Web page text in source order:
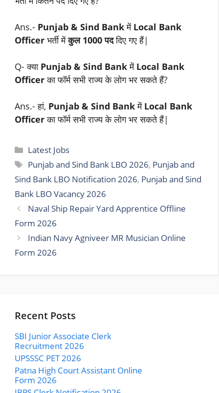
Ans.- Punjab & Sind Bank में Local Bank
Officer भर्ती मेंकुल 1000 पददिए गए हैं|
Q- क्या Punjab & Sind Bank में Local Bank
Officerका फॉर्म सभी राज्य के लोग भर सकते हैं?
Ans.- हां, Punjab & Sind Bank में Local Bank
Officer का फॉर्म सभी राज्य के लोग भर सकते हैं|
Categories
Latest Jobs
Tags
Punjab and Sind Bank LBO 2026, Punjab and
Sind Bank LBO Notification 2026, Punjab and Sind
Bank LBO Vacancy 2026
Naval Ship Repair Yard Apprentice Offline
Form 2026
Indian Navy Agniveer MR Musician Online
Form 2026
Recent Posts
SBI Junior Associate Clerk
Recruitment 2026
UPSSSC PET 2026
Patna High Court Assistant Online
Form 2026